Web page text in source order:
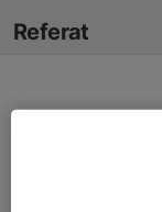
Referat